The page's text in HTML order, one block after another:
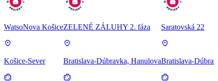
WatsoNova Košice
Košice-Sever
ZELENÉ ZÁLUHY 2. fáza
Bratislava-Dúbravka, Hanulova
Saratovská 22
Bratislava-